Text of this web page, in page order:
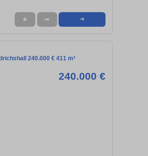
★ ➦ ➜
240.000 € 411 m²
240.000 €